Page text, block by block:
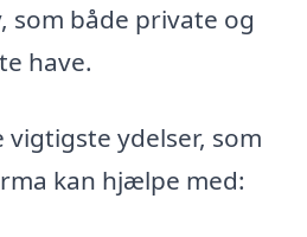
som både private og
have.
vigtigste ydelser, som
kan hjælpe med: